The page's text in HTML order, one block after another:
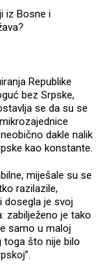
iz Bosne i
Republike
bez Srpske,
se da su se
dakle nalik
kao konstante.
miješale su se
razilazile,
dosegla je svoj
zabilježeno je tako
samo u maloj
toga što nije bilo